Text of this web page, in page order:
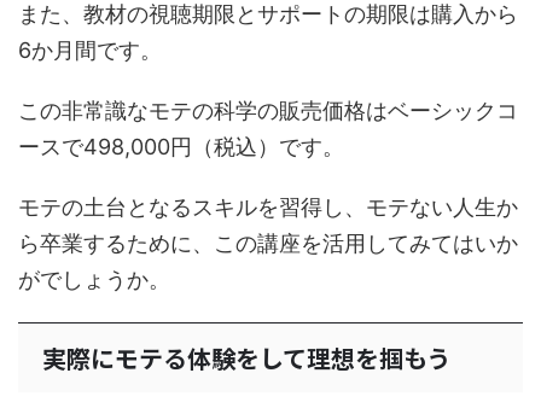
また、教材の視聴期限とサポートの期限は購入から
6か月間です。
この非常識なモテの科学の販売価格はベーシックコ
ースで498,000円（税込）です。
モテの土台となるスキルを習得し、モテない人生か
ら卒業するために、この講座を活用してみてはいか
がでしょうか。
実際にモテる体験をして理想を掴もう